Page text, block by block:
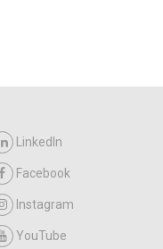
LinkedIn
Facebook
Instagram
YouTube